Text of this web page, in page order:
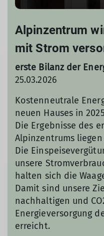
Alpinzentrum
mit Strom
erste Bilanz der
25.03.2026
Kostenneutrale
neuen Hauses in 2025
Die Ergebnisse des
Alpinzentrums
Die
unsere
halten sich die
Damit sind unsere
nachhaltigen und
Energieversorgung
erreicht.